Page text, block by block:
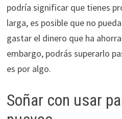
podría significar que tienes
larga, es posible que no
gastar el dinero que ha
embargo, podrás superarlo
es por algo.
Soñar con usar